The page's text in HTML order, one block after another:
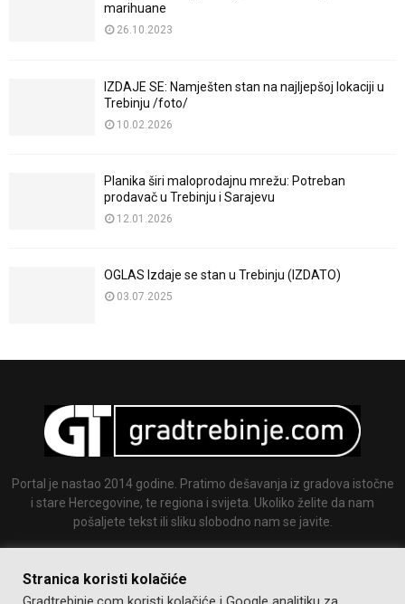
marihuane
26.10.2023
IZDAJE SE: Namješten stan na najljepšoj lokaciji u
Trebinju /foto/
10.02.2026
Planika širi maloprodajnu mrežu: Potreban
prodavač u Trebinju i Sarajevu
12.01.2026
OGLAS Izdaje se stan u Trebinju (IZDATO)
03.07.2025
Portal je nastao 2014 godine. Pratimo dešavanja iz gradova istočne
i stare Hercegovine, te regiona i svijeta. Ukoliko želite da nam
pošaljete tekst ili sliku slobodno nam se javite.
Stranica koristi kolačiće